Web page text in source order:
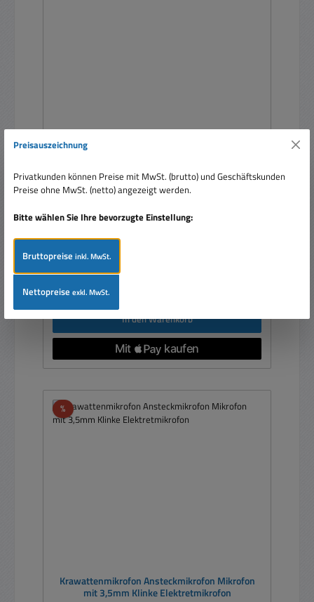
Electretmikrofon Mikrofonkapsel Mini Mikrofon
Preise inkl. MwSt. zzgl. Versandkosten
In den Warenkorb
%Rabatt
Krawattenmikrofon Ansteckmikrofon Mikrofon
mit 3,5mm Klinke Elektretmikrofon
Preisauszeichnung
Privatkunden können Preise mit MwSt. (brutto) und Geschäftskunden
Preise ohne MwSt. (netto) angezeigt werden.
Bitte wählen Sie Ihre bevorzugte Einstellung:
Bruttopreiseinkl. MwSt.
Nettopreiseexkl. MwSt.